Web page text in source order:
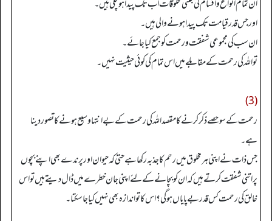
ان تمام انواع واقسام کی جتنی مخلوقات اب تک پیدا ہوچکی ہیں۔
اور جس قدر قیامت تک پیدا ہونے والی ہیں۔
ان سب کی مجموعی شفقت ورحمت کوجمع کیا جائے۔
تو اللہ کی رحمت کے مقابلے میں اس تمام کی کوئی حیثیت نہیں۔
(3)
رحمت کے سو حصے ذکر کرنے کامقصد اللہ کی رحمت کے بے انتہا وسیع ہونے کا تصور دینا
ہے۔
جس ذات نے اپنی ہر مخلوق میں رحم کا جذبہ رکھا ہے حتیٰ کہ حیوان اور پرندے بھی اپنے بچوں
پراتنی شفقت کرتے ہیں کہ ان کو بچانے کے لئے اپنی جان خطرے میں ڈال دیتے ہیں تو اس
خالق کی رحمت کس قدر بے پایاں ہوگی؟ اس کا تو اندازہ بھی نہیں کیا جا سکتا۔